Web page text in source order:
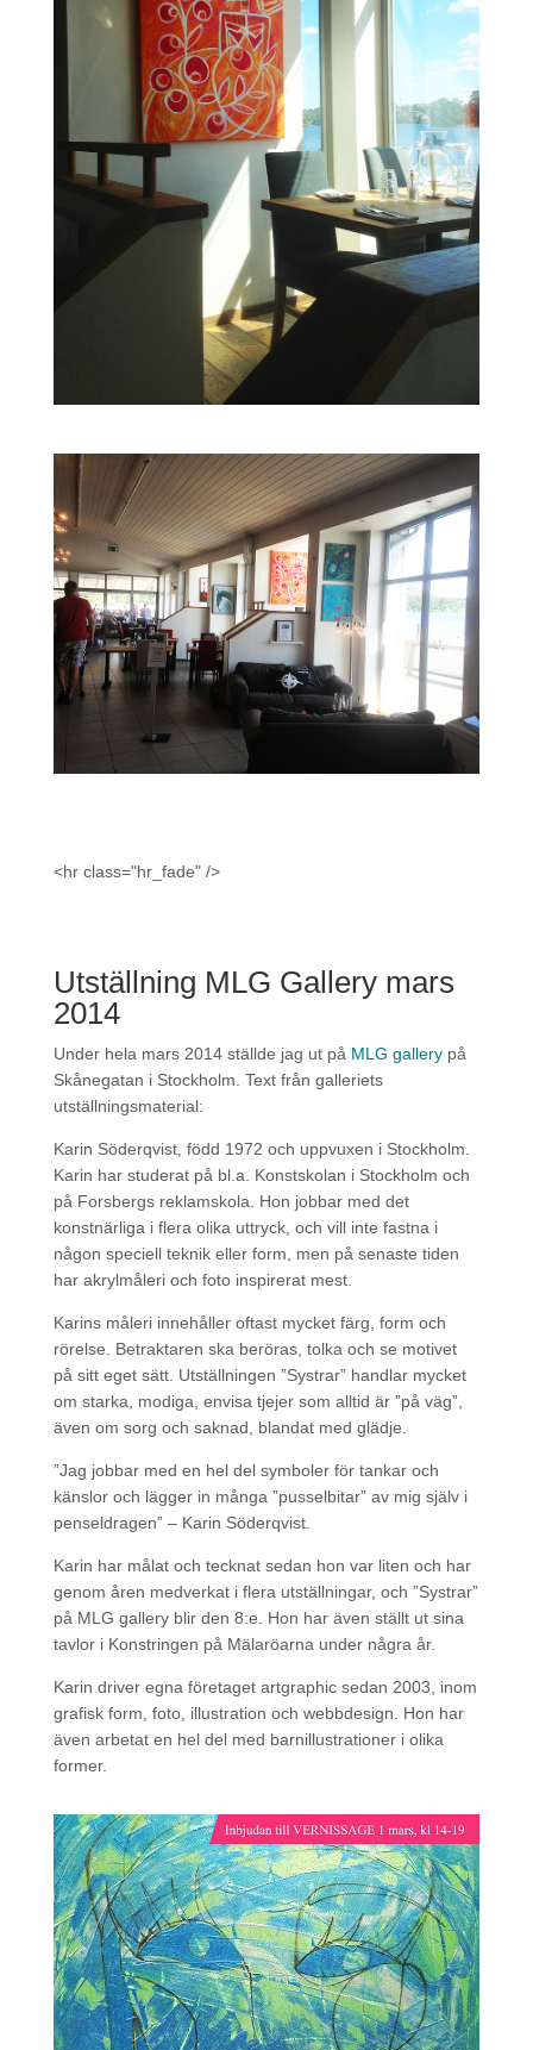
<hr class="hr_fade" />
Utställning MLG Gallery mars
2014
Under hela mars 2014 ställde jag ut på MLG gallerypå
Skånegatan i Stockholm. Text från galleriets
utställningsmaterial:
Karin Söderqvist, född 1972 och uppvuxen i Stockholm.
Karin har studerat på bl.a. Konstskolan i Stockholm och
på Forsbergs reklamskola. Hon jobbar med det
konstnärliga i flera olika uttryck, och vill inte fastna i
någon speciell teknik eller form, men på senaste tiden
har akrylmåleri och foto inspirerat mest.
Karins måleri innehåller oftast mycket färg, form och
rörelse. Betraktaren ska beröras, tolka och se motivet
på sitt eget sätt. Utställningen ”Systrar” handlar mycket
om starka, modiga, envisa tjejer som alltid är ”på väg”,
även om sorg och saknad, blandat med glädje.
”Jag jobbar med en hel del symboler för tankar och
känslor och lägger in många ”pusselbitar” av mig själv i
penseldragen” – Karin Söderqvist.
Karin har målat och tecknat sedan hon var liten och har
genom åren medverkat i flera utställningar, och ”Systrar”
på MLG gallery blir den 8:e. Hon har även ställt ut sina
tavlor i Konstringen på Mälaröarna under några år.
Karin driver egna företaget artgraphic sedan 2003, inom
grafisk form, foto, illustration och webbdesign. Hon har
även arbetat en hel del med barnillustrationer i olika
former.